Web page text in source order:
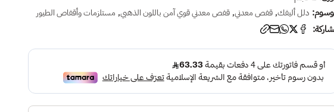
دلل أليفك,قفص معدني,قفص معدني قوي آمن باللون الذهبي, مستلزمات وأقفاص الطيور